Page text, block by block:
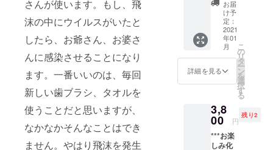
さんが使います。もし、飛
沫の中にウイルスがいたと
したら、お爺さん、お婆さ
んに感染させることになり
ます。一番いいのは、毎回
新しい歯ブラシ、タオルを
使うことだと思いますが、
なかなかそんなことはでき
ません。やはり飛沫を発生
兼 内科医
長（2002年3
月まで）
2002年4月
神戸大学バ
イオシグナ
ター 講師
（2005年3月
まで）
香料を
含ま
ず、配
合成分
は、厳
選され
た天然
発者か
らの一
言：泡
立ちが
なく、
分な皮
脂、老
廃物を
吸着し
て落と
しま
す。 こ
だわり
の天然
コール
ドプロ
セス製
法 グ
レード
お届
け予
定：
2021
年01
月
詳細を見る
こ
の
リ
タ
ー
ン
を
選
択
す
る
3,8
00 円
残り2
***お楽
しみ化